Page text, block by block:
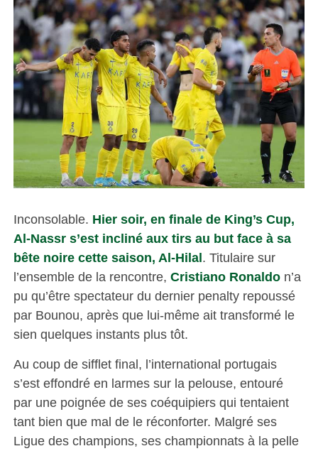
Inconsolable. Hier soir, en finale de King’s Cup,
Al-Nassr s’est incliné aux tirs au but face à sa
bête noire cette saison, Al-Hilal. Titulaire sur
l’ensemble de la rencontre, Cristiano Ronaldon’a
pu qu’être spectateur du dernier penalty repoussé
par Bounou, après que lui-même ait transformé le
sien quelques instants plus tôt.
Au coup de sifflet final, l’international portugais
s’est effondré en larmes sur la pelouse, entouré
par une poignée de ses coéquipiers qui tentaient
tant bien que mal de le réconforter. Malgré ses
Ligue des champions, ses championnats à la pelle